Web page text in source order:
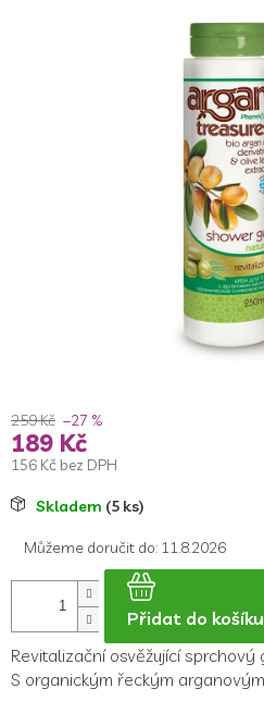
259 Kč –27 %
189 Kč
156 Kč bez DPH
MěrnáSkladem (5 ks)
Můžeme doručit do: 11.8.2026
Přidat do košíku
Revitalizační osvěžující sprchový
S organickým řeckým